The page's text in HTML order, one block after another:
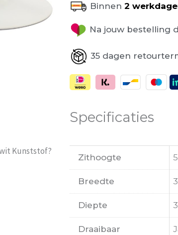
Kunststof?
Binnen 2
Na jouw bestelling
35 dagen
Specificaties
Zithoogte
Breedte
Diepte
Draaibaar